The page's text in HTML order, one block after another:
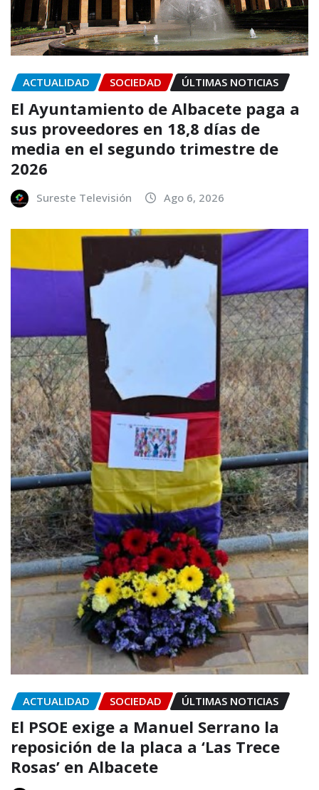
ACTUALIDAD SOCIEDAD ÚLTIMAS NOTICIAS
El Ayuntamiento de Albacete paga a
sus proveedores en 18,8 días de
media en el segundo trimestre de
2026
Sureste Televisión Ago 6, 2026
ACTUALIDAD SOCIEDAD ÚLTIMAS NOTICIAS
El PSOE exige a Manuel Serrano la
reposición de la placa a ‘Las Trece
Rosas’ en Albacete